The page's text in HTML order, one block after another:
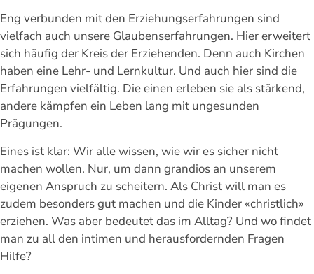
Eng verbunden mit den Erziehungserfahrungen sind
vielfach auch unsere Glaubenserfahrungen. Hier erweitert
sich häufig der Kreis der Erziehenden. Denn auch Kirchen
haben eine Lehr- und Lernkultur. Und auch hier sind die
Erfahrungen vielfältig. Die einen erleben sie als stärkend,
andere kämpfen ein Leben lang mit ungesunden
Prägungen.
Eines ist klar: Wir alle wissen, wie wir es sicher nicht
machen wollen. Nur, um dann grandios an unserem
eigenen Anspruch zu scheitern. Als Christ will man es
zudem besonders gut machen und die Kinder «christlich»
erziehen. Was aber bedeutet das im Alltag? Und wo findet
man zu all den intimen und herausfordernden Fragen
Hilfe?